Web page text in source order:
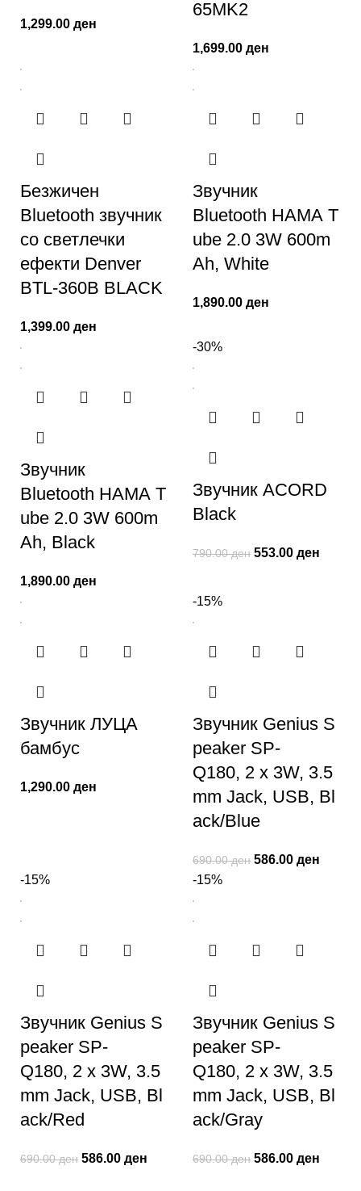
1,299.00 ден
65MK2
1,699.00 ден
Безжичен
Bluetooth звучник
со светлечки
ефекти Denver
BTL-360B BLACK
1,399.00 ден
Звучник
Bluetooth HAMA T
ube 2.0 3W 600m
Ah, White
1,890.00 ден
Звучник
Bluetooth HAMA T
ube 2.0 3W 600m
Ah, Black
1,890.00 ден
-30%
Звучник ACORD
Black
790.00ден 553.00 ден
Звучник ЛУЦА
бамбус
1,290.00 ден
-15%
Звучник Genius S
peaker SP-
Q180, 2 x 3W, 3.5
mm Jack, USB, Bl
ack/Blue
690.00ден 586.00 ден
-15%
Звучник Genius S
peaker SP-
Q180, 2 x 3W, 3.5
mm Jack, USB, Bl
ack/Red
690.00ден 586.00 ден
-15%
Звучник Genius S
peaker SP-
Q180, 2 x 3W, 3.5
mm Jack, USB, Bl
ack/Gray
690.00ден 586.00 ден